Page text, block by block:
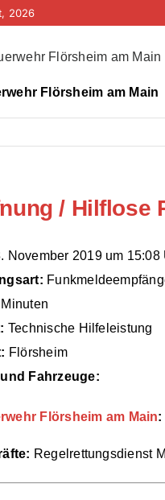
2026
Flörsheim am Main
/ Hilflose
November 2019 um 15:08
Technische Hilfeleistung
Flörsheim
Fahrzeuge:
Flörsheim am Main:
Regelrettungsdienst